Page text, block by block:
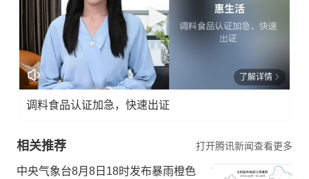
了解详情
调料食品认证加急，快速出证
相关推荐 打开腾讯新闻查看更多
中央气象台8月8日18时发布暴雨橙色